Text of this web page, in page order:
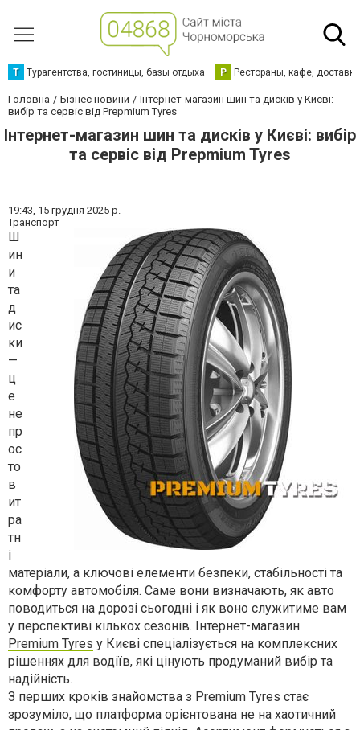
Т Турагентства, гостиницы, базы отдыха Р Рестораны, кафе,
Головна Бізнес новини
Інтернет-магазин шин та дисків у Києві:
вибір та сервіс від Prepmium Tyres
Інтернет-магазин шин та дисків у Києві: вибір
та сервіс від Prepmium Tyres
19:43, 15 грудня 2025 р.
Транспорт
Ш
ин
и
та
д
ис
ки
—
ц
е
не
пр
ос
то
в
ит
ра
тн
і
матеріали, а ключові елементи безпеки, стабільності та
комфорту автомобіля. Саме вони визначають, як авто
поводиться на дорозі сьогодні і як воно служитиме вам
у перспективі кількох сезонів. Інтернет-магазин
Premium Tyres у Києві спеціалізується на комплексних
рішеннях для водіїв, які цінують продуманий вибір та
надійність.
З перших кроків знайомства з Premium Tyres стає
зрозуміло, що платформа орієнтована не на хаотичний